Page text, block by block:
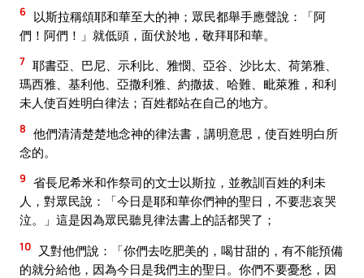
6 以斯拉稱頌耶和華至大的神；眾民都舉手應聲說：「阿
們！阿們！」就低頭，面伏於地，敬拜耶和華。
7 耶書亞、巴尼、示利比、雅憫、亞谷、沙比太、荷第雅、
瑪西雅、基利他、亞撒利雅、約撒拔、哈難、毗萊雅，和利
未人使百姓明白律法；百姓都站在自己的地方。
8 他們清清楚楚地念神的律法書，講明意思，使百姓明白所
念的。
9 省長尼希米和作祭司的文士以斯拉，並教訓百姓的利未
人，對眾民說：「今日是耶和華你們神的聖日，不要悲哀哭
泣。」這是因為眾民聽見律法書上的話都哭了；
10
又對他們說：「你們去吃肥美的，喝甘甜的，有不能預備
的就分給他，因為今日是我們主的聖日。你們不要憂愁，因